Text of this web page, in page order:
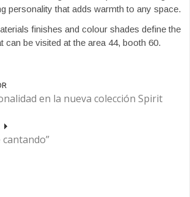
personality that adds warmth to any space.
finishes and colour shades define the
can be visited at the area 44, booth 60.
en la nueva colección Spirit
cantando”